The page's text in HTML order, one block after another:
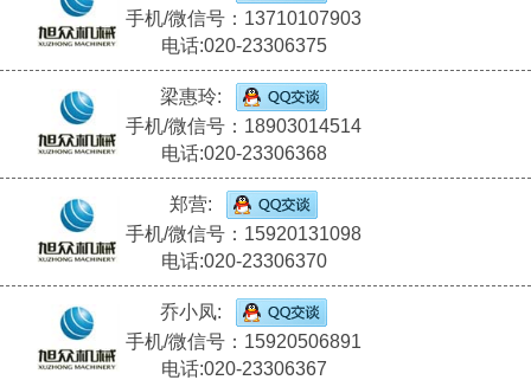
手机/微信号：13710107903
电话:020-23306375
梁惠玲:
手机/微信号：18903014514
电话:020-23306368
郑营:
手机/微信号：15920131098
电话:020-23306370
乔小凤:
手机/微信号：15920506891
电话:020-23306367